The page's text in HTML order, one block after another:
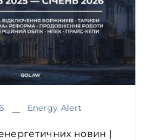
Energy Alert
новин |